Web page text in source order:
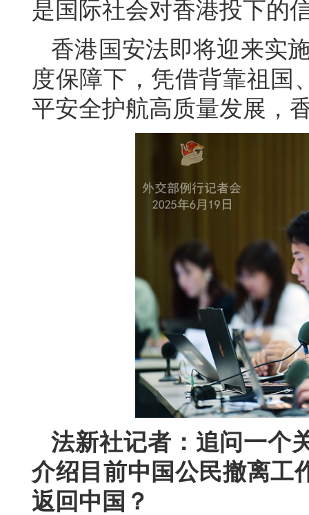
是国际社会对香港投下的
香港国安法即将迎来实
度保障下，凭借背靠祖国
平安全护航高质量发展，
法新社记者：追问一个
介绍目前中国公民撤离工
返回中国？